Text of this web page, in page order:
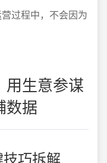
过程中，不会因为
用生意参谋
数据
巧拆解